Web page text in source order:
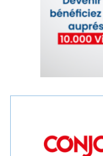
INVESTISSEMENT
INVESTISSEMENTS
MANAGEMENT